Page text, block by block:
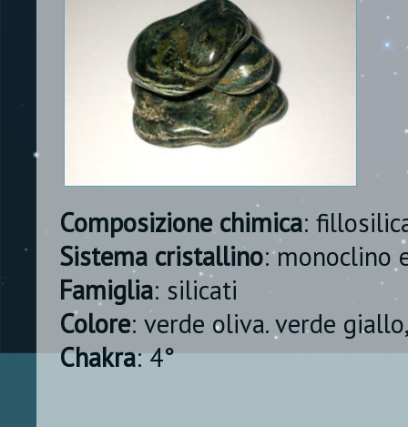
Composizione chimica:
Sistema cristallino: monoclino
Famiglia: silicati
Colore: verde oliva. verde
Chakra: 4°